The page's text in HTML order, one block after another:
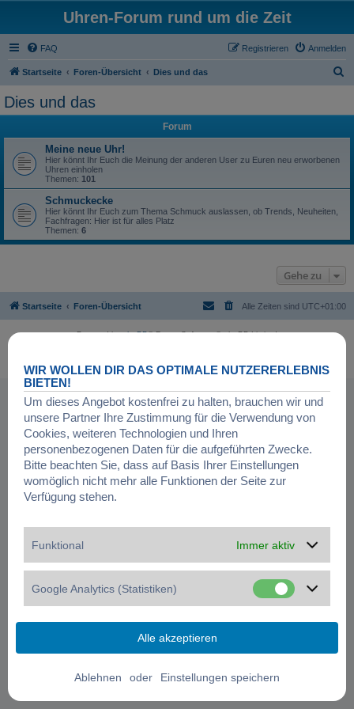
Uhren-Forum rund um die Zeit
FAQ Anmelden
Registrieren
Startseite Foren-Übersicht Dies und das
Dies und das
Forum
Meine neue Uhr!
Hier könnt Ihr Euch die Meinung der anderen User zu Euren neu erworbenen
Uhren einholen
Themen: 101
Schmuckecke
Hier könnt Ihr Euch zum Thema Schmuck auslassen, ob Trends, Neuheiten,
Fachfragen: Hier ist für alles Platz
Themen: 6
Gehe zu
Startseite Foren-Übersicht Alle Zeiten sind UTC+01:00
Powered byphpBB® Forum Software © phpBB Limited
WIR WOLLEN DIR DAS OPTIMALE NUTZERERLEBNIS
BIETEN!
Um dieses Angebot kostenfrei zu halten, brauchen wir und
unsere Partner Ihre Zustimmung für die Verwendung von
Cookies, weiteren Technologien und Ihren
personenbezogenen Daten für die aufgeführten Zwecke.
Bitte beachten Sie, dass auf Basis Ihrer Einstellungen
womöglich nicht mehr alle Funktionen der Seite zur
Verfügung stehen.
Funktional Immer aktiv
Google Analytics (Statistiken)
oder